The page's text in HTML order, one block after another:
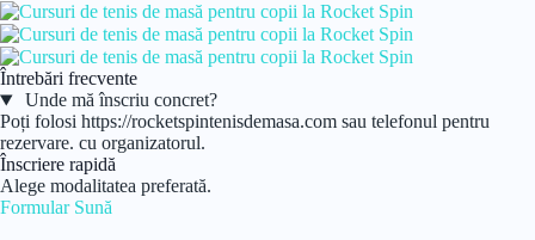
Întrebări frecvente
Unde mă înscriu concret?
Poți folosi https://rocketspintenisdemasa.com sau telefonul pentru
rezervare. cu organizatorul.
Înscriere rapidă
Alege modalitatea preferată.
Formular Sună